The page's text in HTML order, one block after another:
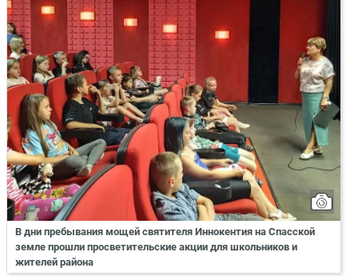
В дни пребывания мощей святителя Иннокентия на Спасской
земле прошли просветительские акции для школьников и
жителей района